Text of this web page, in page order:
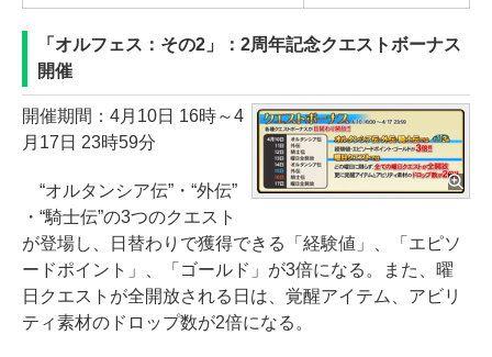
「オルフェス：その2」：2周年記念クエストボーナス
開催
開催期間：4月10日 16時～4
月17日 23時59分
“オルタンシア伝”・“外伝”
・“騎士伝”の3つのクエスト
が登場し、日替わりで獲得できる「経験値」、「エピソ
ードポイント」、「ゴールド」が3倍になる。また、曜
日クエストが全開放される日は、覚醒アイテム、アビリ
ティ素材のドロップ数が2倍になる。